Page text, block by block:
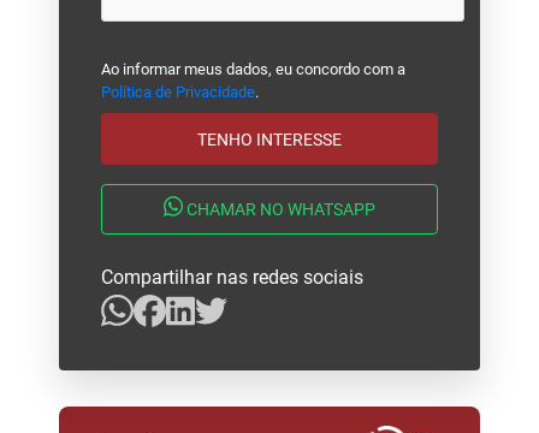
Ao informar meus dados, eu concordo com a
Política de Privacidade.
TENHO INTERESSE
CHAMAR NO WHATSAPP
Compartilhar nas redes sociais